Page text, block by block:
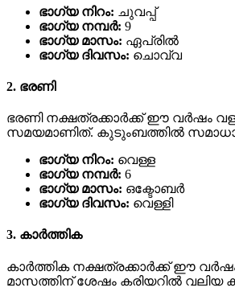
ഭാഗ്യ നിറം: ചുവപ്പ്
ഭാഗ്യ നമ്പർ: 9
ഭാഗ്യ മാസം: ഏപ്രിൽ
ഭാഗ്യ ദിവസം: ചൊവ്വ
2. ഭരണി
ഭരണി നക്ഷത്രക്കാർക്ക് ഈ വർഷം
സമയമാണിത്. കുടുംബത്തിൽ
ഭാഗ്യ നിറം: വെള്ള
ഭാഗ്യ നമ്പർ: 6
ഭാഗ്യ മാസം: ഒക്ടോബർ
ഭാഗ്യ ദിവസം: വെള്ളി
3. കാർത്തിക
കാർത്തിക നക്ഷത്രക്കാർക്ക് ഈ
മാസത്തിന് ശേഷം കരിയറിൽ വലിയ